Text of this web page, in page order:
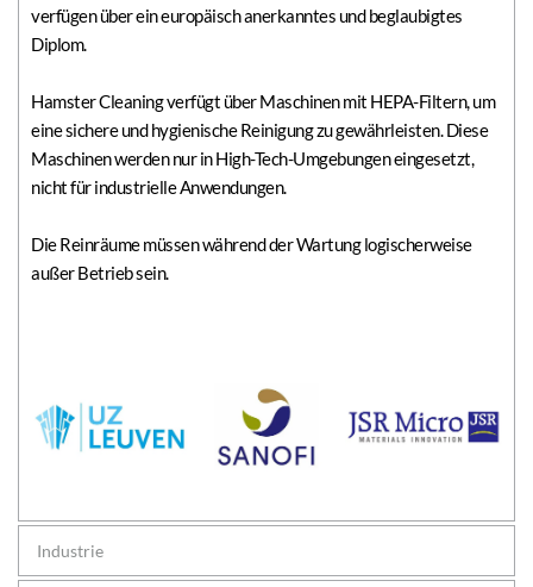
verfügen über ein europäisch anerkanntes und beglaubigtes
Diplom.
Hamster Cleaning verfügt über Maschinen mit HEPA-Filtern, um
eine sichere und hygienische Reinigung zu gewährleisten. Diese
Maschinen werden nur in High-Tech-Umgebungen eingesetzt,
nicht für industrielle Anwendungen.
Die Reinräume müssen während der Wartung logischerweise
außer Betrieb sein.
Industrie